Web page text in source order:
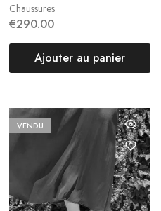
Chaussures
€290.00
Ajouter au panier
VENDU